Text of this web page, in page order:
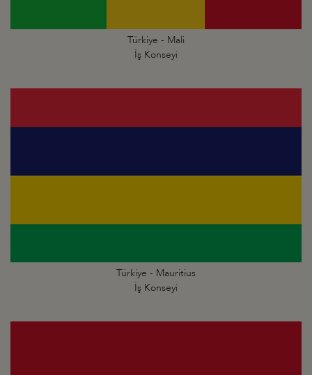
Türkiye - Mali
İş Konseyi
Türkiye - Mauritius
İş Konseyi